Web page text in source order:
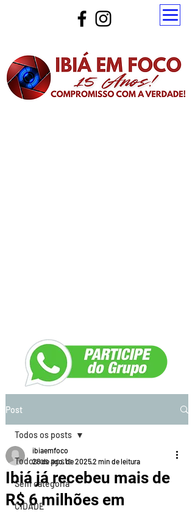
Post
Todos os posts
Sem categoria
CIDADE
Todos os posts
Ibiá já recebeu mais de
R$ 6 milhões em
ibiaemfoco
28 de ago. de 20252 min de leitura